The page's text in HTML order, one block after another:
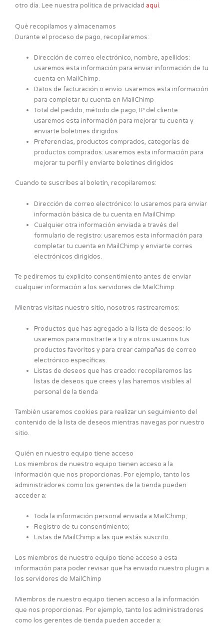
otro día. Lee nuestra política de privacidad aquí.
Qué recopilamos y almacenamos
Durante el proceso de pago, recopilaremos:
Dirección de correo electrónico, nombre, apellidos:
usaremos esta información para enviar información de tu
cuenta en MailChimp.
Datos de facturación o envío: usaremos esta información
para completar tu cuenta en MailChimp
Total del pedido, método de pago, IP del cliente:
usaremos esta información para mejorar tu cuenta y
enviarte boletines dirigidos
Preferencias, productos comprados, categorías de
productos comprados: usaremos esta información para
mejorar tu perfil y enviarte boletines dirigidos
Cuando te suscribes al boletín, recopilaremos:
Dirección de correo electrónico: lo usaremos para enviar
información básica de tu cuenta en MailChimp
Cualquier otra información enviada a través del
formulario de registro: usaremos esta información para
completar tu cuenta en MailChimp y enviarte corres
electrónicos dirigidos.
Te pediremos tu explícito consentimiento antes de enviar
cualquier información a los servidores de MailChimp.
Mientras visitas nuestro sitio, nosotros rastrearemos:
Productos que has agregado a la lista de deseos: lo
usaremos para mostrarte a ti y a otros usuarios tus
productos favoritos y para crear campañas de correo
electrónico específicas.
Listas de deseos que has creado: recopilaremos las
listas de deseos que crees y las haremos visibles al
personal de la tienda
También usaremos cookies para realizar un seguimiento del
contenido de la lista de deseos mientras navegas por nuestro
sitio.
Quién en nuestro equipo tiene acceso
Los miembros de nuestro equipo tienen acceso a la
información que nos proporcionas. Por ejemplo, tanto los
administradores como los gerentes de la tienda pueden
acceder a:
Toda la información personal enviada a MailChimp;
Registro de tu consentimiento;
Listas de MailChimp a las que estás suscrito.
Los miembros de nuestro equipo tiene acceso a esta
información para poder revisar que ha enviado nuestro plugin a
los servidores de MailChimp
Miembros de nuestro equipo tienen acceso a la información
que nos proporcionas. Por ejemplo, tanto los administradores
como los gerentes de tienda pueden acceder a: